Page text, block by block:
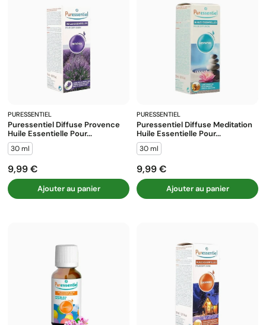
PURESSENTIEL
Puressentiel Diffuse Provence
Huile Essentielle Pour...
30 ml
Prix
9,99 €
Ajouter au panier
PURESSENTIEL
Puressentiel Diffuse Meditation
Huile Essentielle Pour...
30 ml
Prix
9,99 €
Ajouter au panier